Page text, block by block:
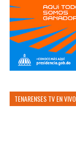
TENARENSES TV EN VIVO